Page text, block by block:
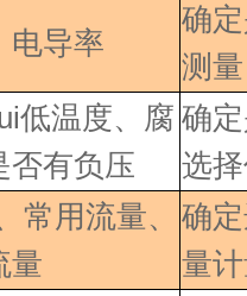
电导率
确
测量
低温度、腐
否有负压
确
选
常用流量、
量
确
量